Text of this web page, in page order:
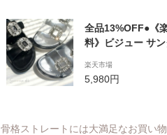
ない 厚底
全品13%OFF●《
料》ビジュー サ
い 疲れない 痛く
ポーツ アウトド
楽天市場
5,980円
骨格ストレートには大満足なお買い